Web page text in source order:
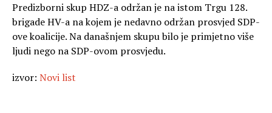
Predizborni skup HDZ-a održan je na istom Trgu 128.
brigade HV-a na kojem je nedavno održan prosvjed SDP-
ove koalicije. Na današnjem skupu bilo je primjetno više
ljudi nego na SDP-ovom prosvjedu.
izvor: Novi list